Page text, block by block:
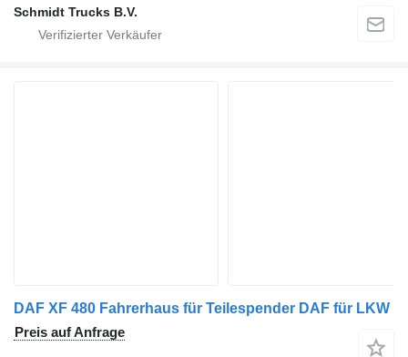
Schmidt Trucks B.V.
DAF XF 480 Fahrerhaus für Teilespender DAF für LKW
Preis auf Anfrage